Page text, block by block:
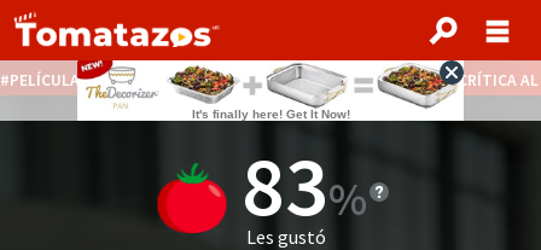
PELÍCULAS STREAMING GRATIS NOTICIAS DESTACADAS CRÍTICA
83
Les gustó